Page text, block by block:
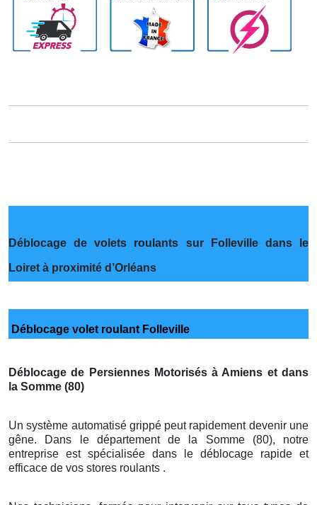
Déblocage de volets roulants sur Folleville dans le
Loiret à proximité d’Orléans
Déblocage volet roulant Folleville
Déblocage de Persiennes Motorisés à Amiens et dans
la Somme (80)
Un système automatisé grippé peut rapidement devenir une
gêne. Dans le département de la Somme (80), notre
entreprise est spécialisée dans le déblocage rapide et
efficace de vos stores roulants .